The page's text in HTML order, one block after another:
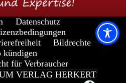
Datenschutz
Bildrechte
kündigen
für Verbraucher
VERLAG HERKERT